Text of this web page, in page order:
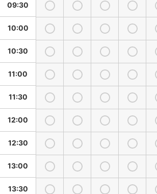
09:30
10:00
10:30
11:00
11:30
12:00
12:30
13:00
13:30